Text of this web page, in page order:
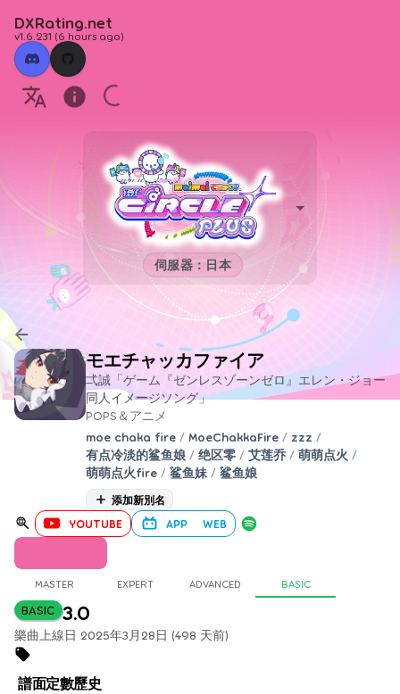
DXRating.net
v1.6.231 (6 hours ago)
伺服器：日本
モエチャッカファイア
弌誠「ゲーム『ゼンレスゾーンゼロ』エレン・ジョー
同人イメージソング」
POPS＆アニメ
moe chaka fire / MoeChakkaFire / zzz /
有点冷淡的鲨鱼娘 / 绝区零 / 艾莲乔 / 萌萌点火 /
萌萌点火fire / 鲨鱼妹 / 鲨鱼娘
添加新別名
YOUTUBE APP WEB
MASTER EXPERT ADVANCED BASIC
BASIC 3.0
樂曲上線日 2025年3月28日 (498 天前)
譜面定數歷史